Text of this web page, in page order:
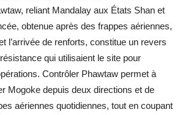
reliant Mandalay aux États Shan et
obtenue après des frappes aériennes,
l’arrivée de renforts, constitue un revers
qui utilisaient le site pour
Contrôler Phawtaw permet à
Mogoke depuis deux directions et de
aériennes quotidiennes, tout en coupant